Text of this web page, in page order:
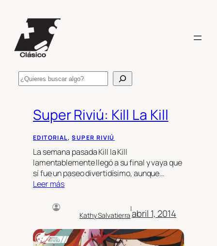
contenido
Search
Super Riviú: Kill La Kill
EDITORIAL, SUPER RIVIÚ
La semana pasada Kill la Kill
lamentablemente llegó a su final y vaya que
sí fue un paseo divertidísimo, aunque…
Leer más
Kathy Salvatierra
|abril 1, 2014